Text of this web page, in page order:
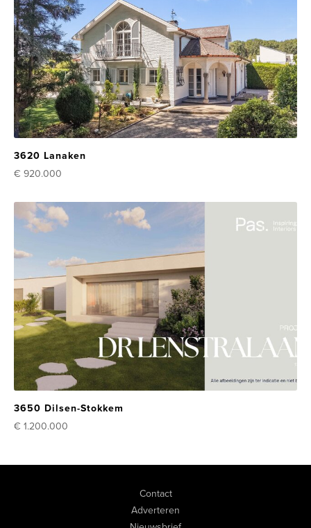
3620 Lanaken
€ 920.000
3650 Dilsen-Stokkem
€ 1.200.000
Contact
Adverteren